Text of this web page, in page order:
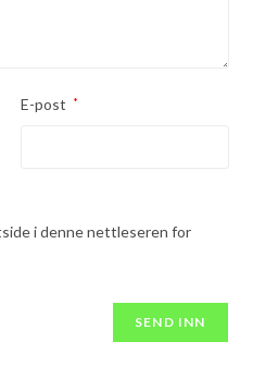
E-post *
i denne nettleseren for